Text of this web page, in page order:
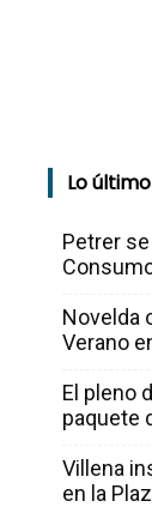
Lo último
Petrer
Novelda
Verano
El pleno
paquete
Villena
en la